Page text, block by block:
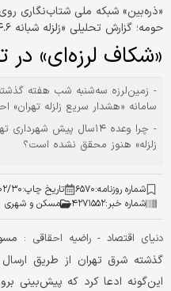
حومه؛ گزارش تحلیلی «زلزله شبانه ۴.۶ریشتری رودهن» منتشر شد
«شکاف لرزه‌ای» در
سامانه «هشدار سریع زلزله
- چرا وعده ۱۴سال پیش
زلزله» هنوز محقق نشده است؟
شماره روزنامه:۶۵۷۰ تاریخ چاپ:
شماره خبر:۴۲۷۱۵۵۲ مسکن و شهری
دنیای اقتصاد - راضیه احقاقی :
گذشته شرق تهران از طریق
این‌گونه ادعا کرد که پیش‌بینی